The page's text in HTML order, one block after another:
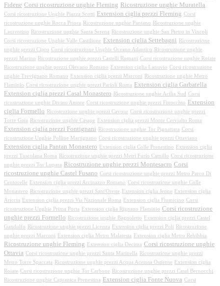
Fidene Corsi ricostruzione unghie Fleming Ricostruzione unghie Muratella
Corsi ricostruzione Unghie Piazza Scotti Extension ciglia prezzi Fleming Corsi
ricostruzione unghie Rocca Priora
Ricostruzione unghie Pantano
Ricostruzione unghie
Laurentino
Ricostruzione unghie Santa Serena
Ricostruzione unghie San Pietro in Vincoli
Corsi ricostruzione Unghie Valle Castilione Extension ciglia Settebagni
Ricostruzione
unghie prezzi Cipro Corsi ricostruzione Unghie Oceano Atlantico
Ricostruzione unghie
prezzi Marino
Ricostruzione unghie prezzi Castelli Romani Corsi ricostruzione unghie Roiate
Ricostruzione unghie prezzi Olevano Romano
Extension ciglia Lanuvio Corsi ricostruzione
unghie Trevignano Romano
Extension ciglia prezzi Marconi
Ricostruzione unghie Metro
Flaminio Corsi ricostruzione unghie prezzi Parioli Roma Extension ciglia Garbatella
Extension ciglia prezzi Casal Monastero
Ricostruzione unghie Acilia Sud
Corsi
ricostruzione unghie Divino Amore Corsi ricostruzione unghie prezzi Finocchio Extension
ciglia Formello
Ricostruzione unghie prezzi Cavour Corsi ricostruzione unghie prezzi
Torre Gaia
Ricostruzione unghie Casape Extension ciglia prezzi Monte Cervialto Roma
Extension ciglia prezzi Fontignani Ricostruzione unghie Tor Pignattara Corsi
ricostruzione Unghie Polline Martignano Corsi ricostruzione unghie prezzi Ottaviano
Extension ciglia Pantan Monastero Extension ciglia Colle Prenestino
Extension ciglia
prezzi Tuscolana Roma
Ricostruzione unghie prezzi Metri Furio Camillo Corsi ricostruzione
unghie prezzi Tor Lupara Ricostruzione unghie prezzi Montesacro Corsi
ricostruzione unghie Castel Fusano Corsi ricostruzione unghie prezzi Metro Parco Di
Centocelle
Extension ciglia prezzi Arcinazzo Romano Corsi ricostruzione unghie Colle
Monastero
Ricostruzione unghie prezzi Sant'Oreste Extension ciglia Jenne
Extension ciglia
Ariccia
Extension ciglia prezzi Via Nazionale Roma Extension ciglia Fiumicino Corsi
ricostruzione Unghie Prima Porta
Extension ciglia Rignano Flaminio Corsi ricostruzione
unghie prezzi Formello
Ricostruzione unghie Bagnoletto
Extension ciglia prezzi Castel
Gandolfo
Ricostruzione unghie prezzi Licenza Extension ciglia prezzi Poli
Ricostruzione
unghie prezzi Marconi
Extension ciglia Metro Malatesta Extension ciglia Metro Rebibbia
Ricostruzione unghie Fleming Extension ciglia Decima Corsi ricostruzione unghie
Ottavia Corsi ricostruzione unghie prezzi Santa Marinella
Ricostruzione unghie prezzi
Metro Torre Spaccata
Ricostruzione unghie prezzi Acqua Acetosa Ostiense
Extension ciglia
Roiate Corsi ricostruzione unghie Tor Carbone
Ricostruzione unghie prezzi Casal Bernocchi
Ricostruzione unghie Capranica Prenestina Extension ciglia Fonte Nuova Corsi